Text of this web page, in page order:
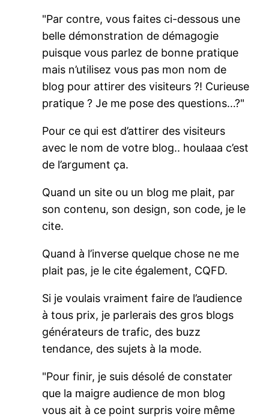
Par contre, vous faites ci-dessous une
belle démonstration de démagogie
puisque vous parlez de bonne pratique
mais n’utilisez vous pas mon nom de
blog pour attirer des visiteurs ?! Curieuse
pratique ? Je me pose des questions…?
Pour ce qui est d’attirer des visiteurs
avec le nom de votre blog.. houlaaa c’est
de l’argument ça.
Quand un site ou un blog me plait, par
son contenu, son design, son code, je le
cite.
Quand à l’inverse quelque chose ne me
plait pas, je le cite également, CQFD.
Si je voulais vraiment faire de l’audience
à tous prix, je parlerais des gros blogs
générateurs de trafic, des buzz
tendance, des sujets à la mode.
Pour finir, je suis désolé de constater
que la maigre audience de mon blog
vous ait à ce point surpris voire même